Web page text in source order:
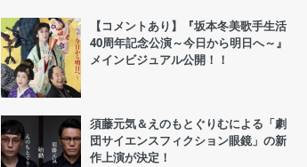
【コメントあり】『坂本冬美歌手生活
40周年記念公演～今日から明日へ～』
メインビジュアル公開！！
須藤元気＆えのもとぐりむによる「劇
団サイエンスフィクション眼鏡」の新
作上演が決定！